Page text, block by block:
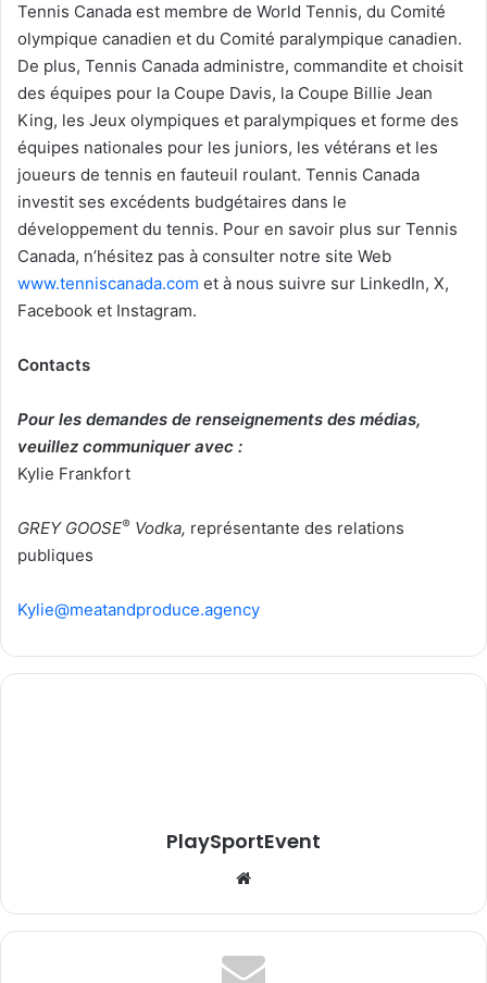
Tennis Canada est membre de World Tennis, du Comité
olympique canadien et du Comité paralympique canadien.
De plus, Tennis Canada administre, commandite et choisit
des équipes pour la Coupe Davis, la Coupe Billie Jean
King, les Jeux olympiques et paralympiques et forme des
équipes nationales pour les juniors, les vétérans et les
joueurs de tennis en fauteuil roulant. Tennis Canada
investit ses excédents budgétaires dans le
développement du tennis. Pour en savoir plus sur Tennis
Canada, n’hésitez pas à consulter notre site Web
www.tenniscanada.com et à nous suivre sur LinkedIn, X,
Facebook et Instagram.
Contacts
Pour les demandes de renseignements des médias,
veuillez communiquer avec :
Kylie Frankfort
GREY GOOSE® Vodka, représentante des relations
publiques
Kylie@meatandproduce.agency
PlaySportEvent